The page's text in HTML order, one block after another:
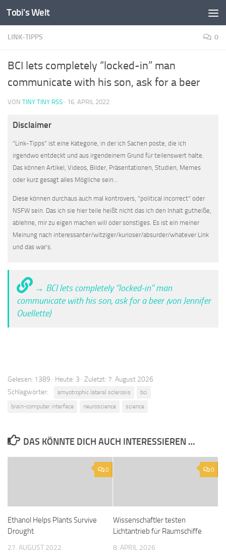
Zum Inhalt springen
Tobi's Welt
LINK-TIPPS 0
BCI lets completely “locked-in” man
communicate with his son, ask for a beer
VON TINY TINY RSS · 16. APRIL 2022
Disclaimer
"Link-Tipps" ist eine Kategorie, in der ich Sachen poste, die ich
irgendwo entdeckt und aus irgendeinem Grund für teilenswert halte.
Das können Artikel, Videos, Bilder, Präsentationen, Studien, Memes
oder kurz gesagt alles Mögliche sein...
Diese können durchaus auch mal kontrovers, "political incorrect" oder
NSFW sein. Das ich sie hier teile heißt nicht das ich den Inhalt gutheiße,
ablehne, mir zu eigen machen will oder sonstiges. Es ist ein meiner
Meinung nach interessanter/witziger/kurioser/absurder/whatever Link
und das war's.
→ BCI lets completely “locked-in” man
communicate with his son, ask for a beer (von Jennifer
Ouellette)
Gelesen: 1389 · Heute: 3 · Zuletzt: 7. August 2026
Schlagwörter:
amyotrophic lateral sclerosis
bci
brain-computer interface
neuroscience science
DAS KÖNNTE DICH AUCH INTERESSIEREN …
0
Ethanol Helps Plants Survive
Drought
27. AUGUST 2022
0
Wissenschaftler testen
Lichtantrieb für Raumschiffe
8. APRIL 2026